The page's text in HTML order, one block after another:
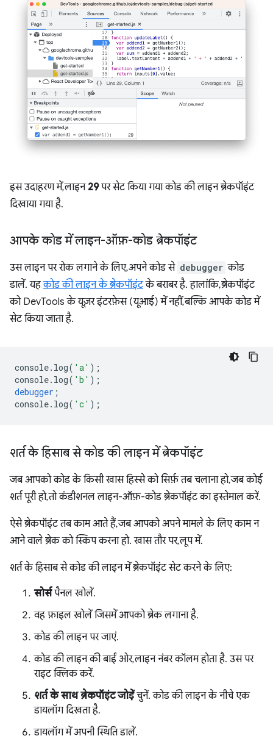
इस उदाहरण में, लाइन 29पर सेट किया गया कोड की लाइन ब्रेकपॉइंट
दिखाया गया है.
आपके कोड में लाइन-ऑफ़-कोड ब्रेकपॉइंट
उस लाइन पर रोक लगाने के लिए, अपने कोड से debugger कोड
डालें. यहकोड की लाइन के ब्रेकपॉइंटके बराबर है. हालांकि, ब्रेकपॉइंट
को DevTools के यूज़र इंटरफ़ेस (यूआई) में नहीं, बल्कि आपके कोड में
सेट किया जाता है.
console. log( 'a' );
console. log( 'b' );
debugger ;
console. log( 'c' );
शर्त के हिसाब से कोड की लाइन में ब्रेकपॉइंट
जब आपको कोड के किसी खास हिस्से को सिर्फ़ तब चलाना हो, जब कोई
शर्त पूरी हो, तो कंडीशनल लाइन-ऑफ़-कोड ब्रेकपॉइंट का इस्तेमाल करें.
ऐसे ब्रेकपॉइंट तब काम आते हैं, जब आपको अपने मामले के लिए काम न
आने वाले ब्रेक को स्किप करना हो. खास तौर पर, लूप में.
शर्त के हिसाब से कोड की लाइन में ब्रेकपॉइंट सेट करने के लिए:
सोर्सपैनल खोलें.
वह फ़ाइल खोलें जिसमें आपको ब्रेक लगाना है.
कोड की लाइन पर जाएं.
कोड की लाइन की बाईं ओर, लाइन नंबर कॉलम होता है. उस पर
राइट क्लिक करें.
शर्त के साथ ब्रेकपॉइंट जोड़ेंचुनें. कोड की लाइन के नीचे एक
डायलॉग दिखता है.
डायलॉग में अपनी स्थिति डालें.